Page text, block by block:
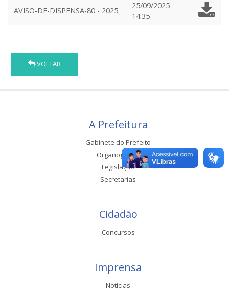
AVISO-DE-DISPENSA-80 - 2025
25/09/2025
14:35
VOLTAR
A Prefeitura
Gabinete do Prefeito
Organograma
Legislação
Secretarias
Cidadão
Concursos
Imprensa
Notícias